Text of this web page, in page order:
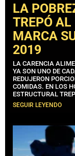
LA
TREPÓ
MARCA
2019
LA CARENCIA
YA SON UNO DE
REDUJERON
COMIDAS. EN LOS
ESTRUCTURAL
SEGUIR LEYENDO